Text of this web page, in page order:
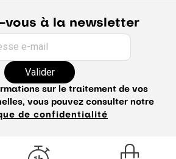
vous à la newsletter
e-mail
Valider
sur le traitement de vos
vous pouvez consulter notre
de confidentialité